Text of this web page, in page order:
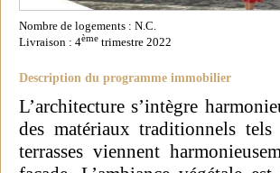
Nombre de logements : N.C.
Livraison : 4ème trimestre 2022
Description du programme immobilier
L’architecture s’intègre
des matériaux traditionnels
terrasses viennent